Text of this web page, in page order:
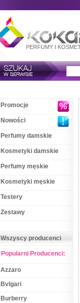
PERFUMY I
Promocje
Nowości
Perfumy damskie
Kosmetyki damskie
Perfumy męskie
Kosmetyki męskie
Testery
Zestawy
Wszyscy producenci
Popularni Producenci:
Azzaro
Bvlgari
Burberry